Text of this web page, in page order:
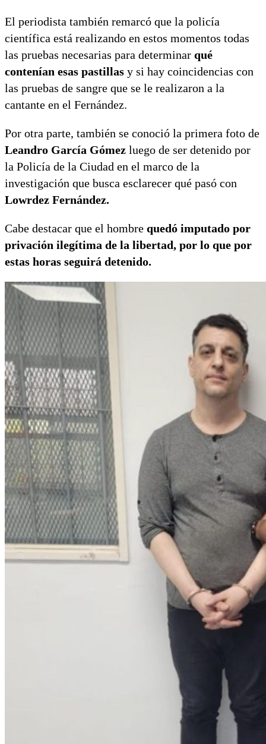
El periodista también remarcó que la policía
científica está realizando en estos momentos todas
las pruebas necesarias para determinar qué
contenían esas pastillas y si hay coincidencias con
las pruebas de sangre que se le realizaron a la
cantante en el Fernández.
Por otra parte, también se conoció la primera foto de
Leandro García Gómez luego de ser detenido por
la Policía de la Ciudad en el marco de la
investigación que busca esclarecer qué pasó con
Lowrdez Fernández.
Cabe destacar que el hombre quedó imputado por
privación ilegítima de la libertad, por lo que por
estas horas seguirá detenido.